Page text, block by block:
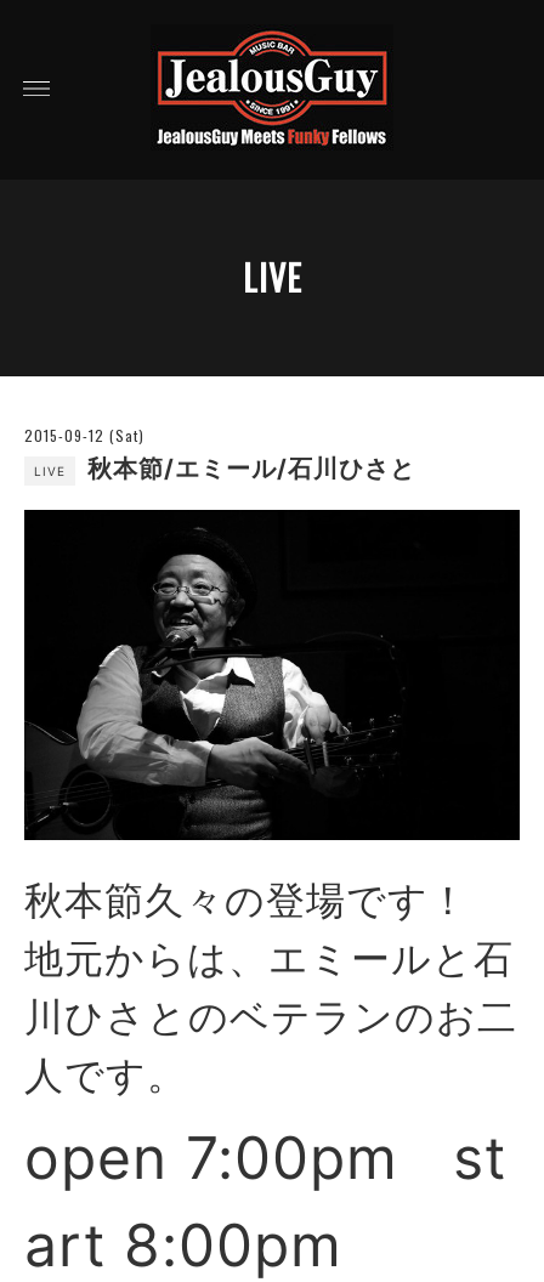
LIVE
2015-09-12 (Sat)
LIVE 秋本節/エミール/石川ひさと
秋本節久々の登場です！
地元からは、エミールと石
川ひさとのベテランのお二
人です。
open 7:00pm st
art 8:00pm